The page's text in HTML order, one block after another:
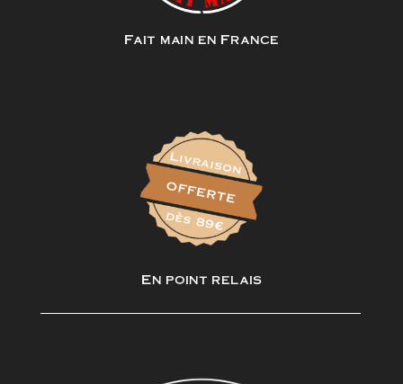
Fait main en France
En point relais